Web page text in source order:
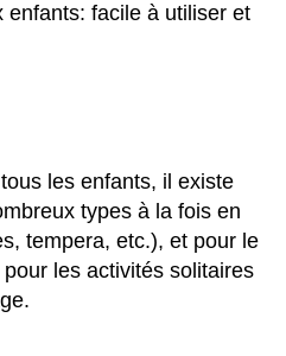
enfants: facile à utiliser et
les enfants, il existe
types à la fois en
tempera, etc.), et pour le
les activités solitaires